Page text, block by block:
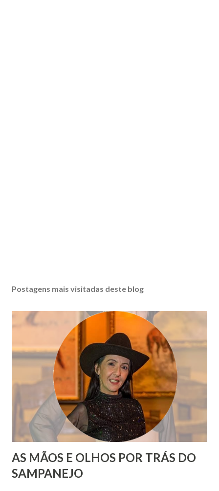
Postagens mais visitadas deste blog
AS MÃOS E OLHOS POR TRÁS DO
SAMPANEJO